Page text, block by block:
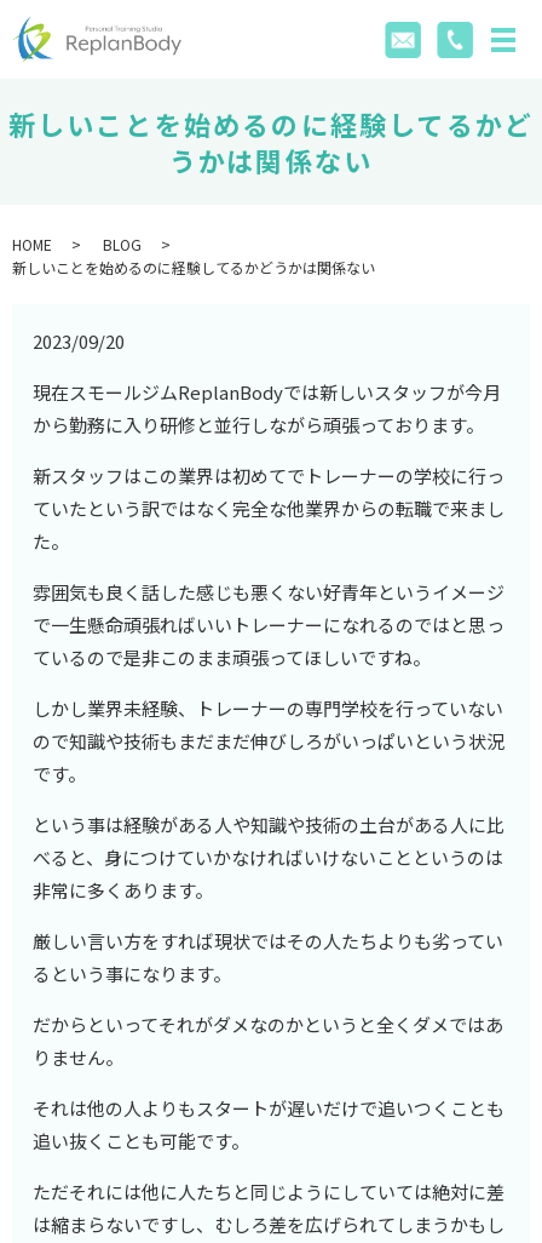
新しいことを始めるのに経験してるかど
うかは関係ない
HOME
BLOG
新しいことを始めるのに経験してるかどうかは関係ない
2023/09/20
現在スモールジムReplanBodyでは新しいスタッフが今月
から勤務に入り研修と並行しながら頑張っております。
新スタッフはこの業界は初めてでトレーナーの学校に行っ
ていたという訳ではなく完全な他業界からの転職で来まし
た。
雰囲気も良く話した感じも悪くない好青年というイメージ
で一生懸命頑張ればいいトレーナーになれるのではと思っ
ているので是非このまま頑張ってほしいですね。
しかし業界未経験、トレーナーの専門学校を行っていない
ので知識や技術もまだまだ伸びしろがいっぱいという状況
です。
という事は経験がある人や知識や技術の土台がある人に比
べると、身につけていかなければいけないことというのは
非常に多くあります。
厳しい言い方をすれば現状ではその人たちよりも劣ってい
るという事になります。
だからといってそれがダメなのかというと全くダメではあ
りません。
それは他の人よりもスタートが遅いだけで追いつくことも
追い抜くことも可能です。
ただそれには他に人たちと同じようにしていては絶対に差
は縮まらないですし、むしろ差を広げられてしまうかもし